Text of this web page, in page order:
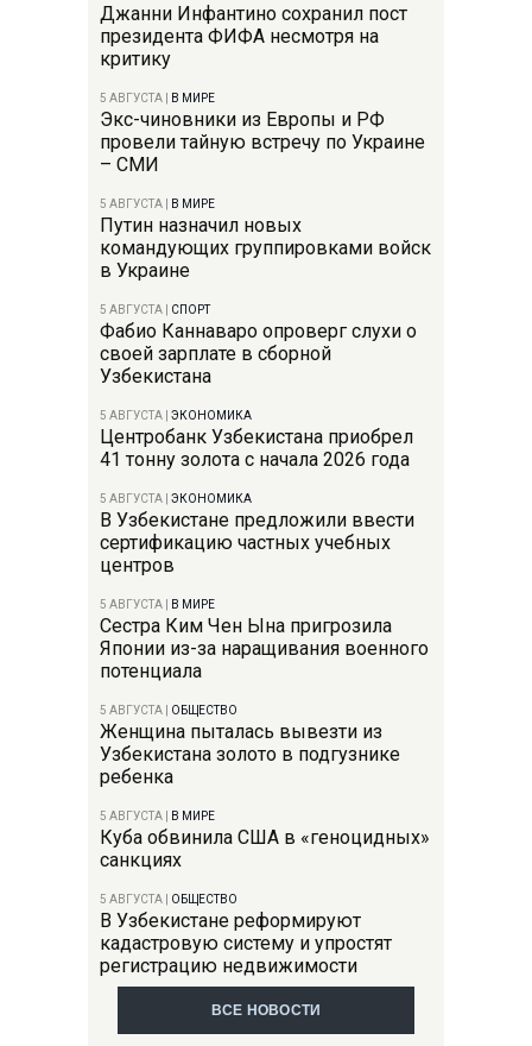
Джанни Инфантино сохранил пост
президента ФИФА несмотря на
критику
5 АВГУСТА В МИРЕ
Экс-чиновники из Европы и РФ
провели тайную встречу по Украине
– СМИ
5 АВГУСТА В МИРЕ
Путин назначил новых
командующих группировками войск
в Украине
5 АВГУСТА СПОРТ
Фабио Каннаваро опроверг слухи о
своей зарплате в сборной
Узбекистана
5 АВГУСТА ЭКОНОМИКА
Центробанк Узбекистана приобрел
41 тонну золота с начала 2026 года
5 АВГУСТА ЭКОНОМИКА
В Узбекистане предложили ввести
сертификацию частных учебных
центров
5 АВГУСТА В МИРЕ
Сестра Ким Чен Ына пригрозила
Японии из-за наращивания военного
потенциала
5 АВГУСТА ОБЩЕСТВО
Женщина пыталась вывезти из
Узбекистана золото в подгузнике
ребенка
5 АВГУСТА В МИРЕ
Куба обвинила США в «геноцидных»
санкциях
5 АВГУСТА ОБЩЕСТВО
В Узбекистане реформируют
кадастровую систему и упростят
регистрацию недвижимости
ВСЕ НОВОСТИ